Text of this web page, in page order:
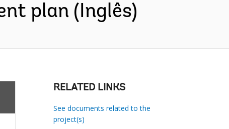
plan (Inglês)
RELATED LINKS
See documents related to the
project(s)